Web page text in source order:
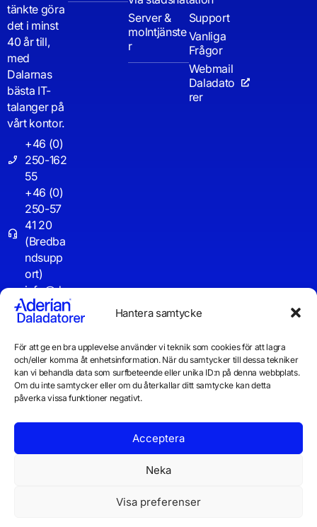
Hantera samtycke
För att ge en bra upplevelse använder vi teknik som cookies för att lagra
och/eller komma åt enhetsinformation. När du samtycker till dessa tekniker
kan vi behandla data som surfbeteende eller unika ID:n på denna webbplats.
Om du inte samtycker eller om du återkallar ditt samtycke kan detta
påverka vissa funktioner negativt.
Acceptera
Neka
Visa preferenser
tänkte göra
det i minst
40 år till,
med
Dalarnas
bästa IT-
talanger på
vårt kontor.
+46 (0)
250-162
55
+46 (0)
250-57
41 20
(Bredba
ndsupp
ort)
info@d
aladator
er.se
Driftinf
o
Server &
molntjänste
r
Support
Vanliga
Frågor
Webmail
Daladato
rer
© 2026 Daladatorer AB
Cookiepolicy